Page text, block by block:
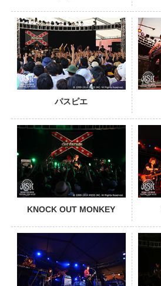
パスピエ
PHOTO
KNOCK OUT MONKEY
PHOTO
PHOTO